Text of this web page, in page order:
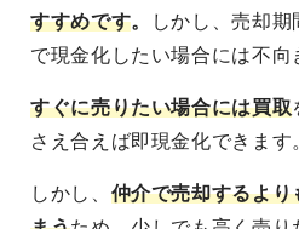
すすめです。
しかし、売却
で現金化したい場合には不向
すぐに売りたい場合には買取
さえ合えば即現金化できます
しかし、 仲介で売却するよ